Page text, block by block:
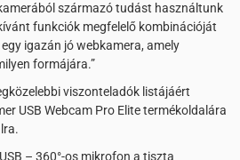
származó tudást használtunk
funkciók megfelelő kombinációját
igazán jó webkamera, amely
formájára.”
viszonteladók listájáért
USB Webcam Pro Elite termékoldalára
– 360°-os mikrofon a tiszta